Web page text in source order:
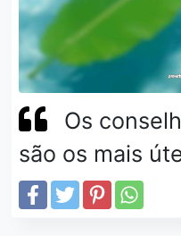
Os
são os mais